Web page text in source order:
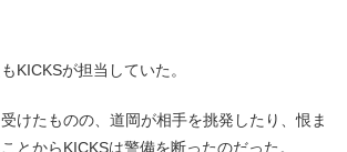
KICKSが担当していた。
けたものの、道岡が相手を挑発したり、恨ま
とからKICKSは警備を断ったのだった。